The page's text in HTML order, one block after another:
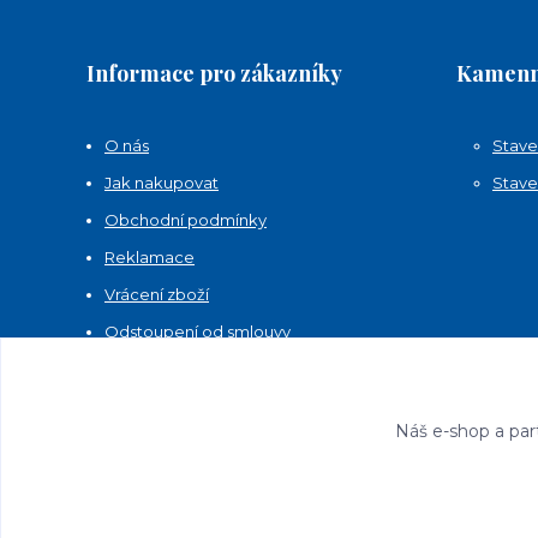
Informace pro zákazníky
O nás
Jak nakupovat
Obchodní podmínky
Reklamace
Vrácení zboží
Odstoupení od smlouvy
Náš e-shop a